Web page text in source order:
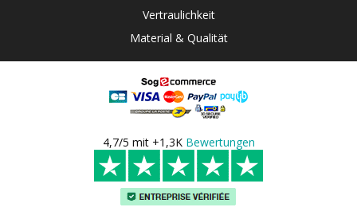
Vertraulichkeit
Material & Qualität
4,7/5 mit +1,3K Bewertungen